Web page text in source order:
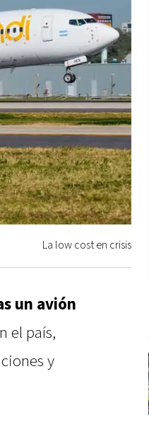
La low cost en crisis
un avión
el país,
y